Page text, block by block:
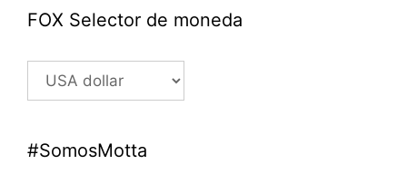
FOX Selector de moneda
#SomosMotta